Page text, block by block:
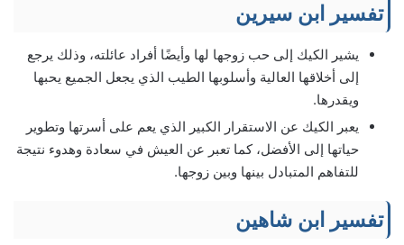
تفسير ابن سيرين
يشير الكيك إلى حب زوجها لها وأيضًا أفراد عائلته، وذلك يرجع
إلى أخلاقها العالية وأسلوبها الطيب الذي يجعل الجميع يحبها
ويقدرها.
يعبر الكيك عن الاستقرار الكبير الذي يعم على أسرتها وتطوير
حياتها إلى الأفضل، كما تعبر عن العيش في سعادة وهدوء نتيجة
للتفاهم المتبادل بينها وبين زوجها.
تفسير ابن شاهين